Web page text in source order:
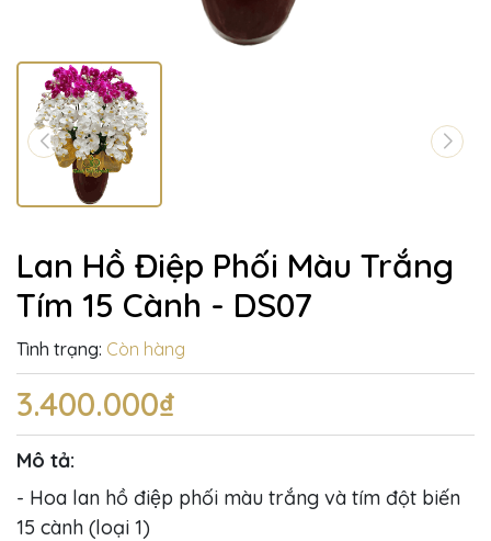
Lan Hồ Điệp Phối Màu Trắng
Tím 15 Cành - DS07
Tình trạng: Còn hàng
3.400.000₫
Mô tả:
- Hoa lan hồ điệp phối màu trắng và tím đột biến
15 cành (loại 1)